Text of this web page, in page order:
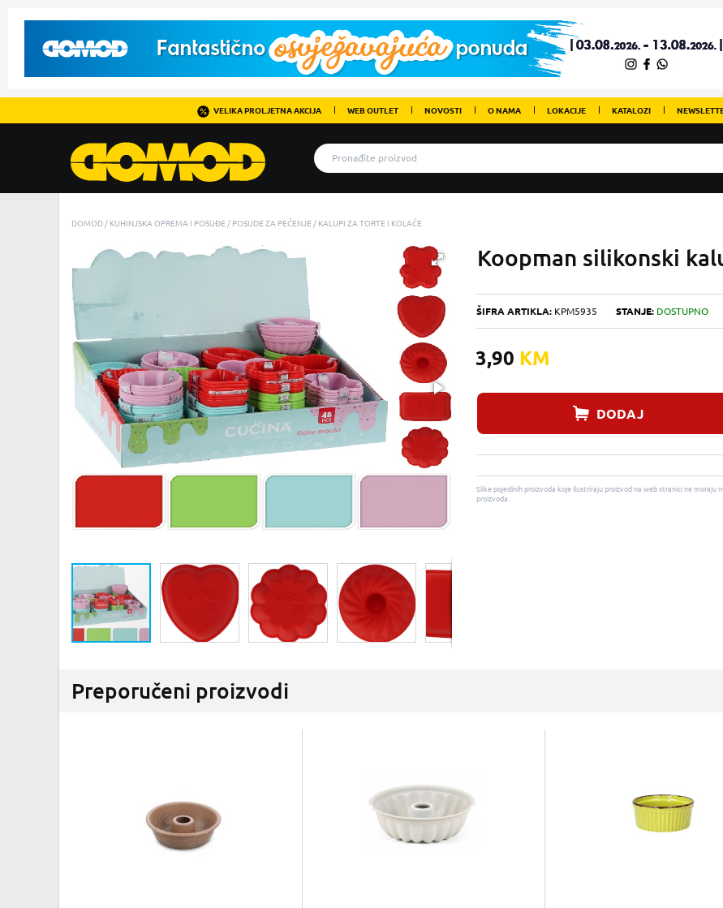
VELIKA PROLJETNA AKCIJA WEB OUTLET NOVOSTI O NAMA LOKACIJE KATALOZI
DOMOD KUHINJSKA OPREMA I POSUĐE POSUDE ZA PEČENJE KALUPI ZA TORTE I KOLAČE
Koopman silikonski
ŠIFRA ARTIKLA: KPM5935 STANJE: DOSTUPNO
3,90 KM
DODAJ
Slike pojedinih proizvoda koje ilustriraju proizvod na web stranici ne
proizvoda.
Preporučeni proizvodi